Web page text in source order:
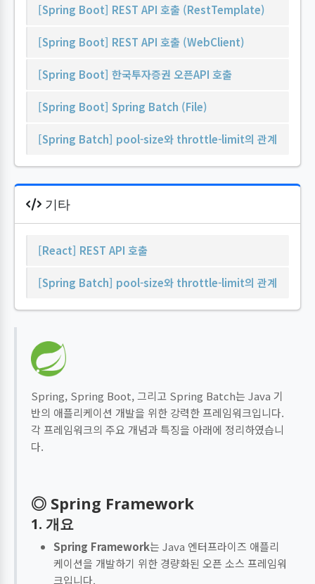
[Spring Boot] REST API 호출 (RestTemplate)
[Spring Boot] REST API 호출 (WebClient)
[Spring Boot] 한국투자증권 오픈API 호출
[Spring Boot] Spring Batch (File)
[Spring Batch] pool-size와 throttle-limit의 관계
기타
[React] REST API 호출
[Spring Batch] pool-size와 throttle-limit의 관계
Spring, Spring Boot, 그리고 Spring Batch는 Java 기
반의 애플리케이션 개발을 위한 강력한 프레임워크입니다.
각 프레임워크의 주요 개념과 특징을 아래에 정리하였습니
다.
◎ Spring Framework
1. 개요
Spring Framework는 Java 엔터프라이즈 애플리
케이션을 개발하기 위한 경량화된 오픈 소스 프레임워
크입니다.